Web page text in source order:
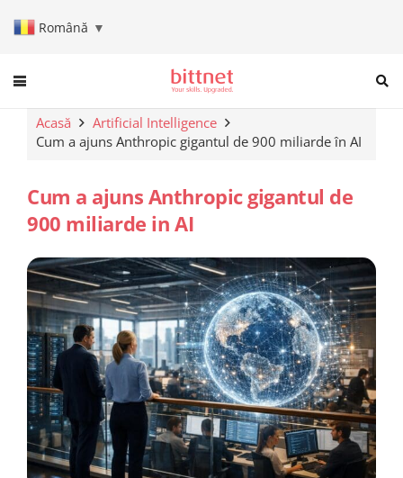
Română ▼
When autocomplete results
Acasă
Artificial Intelligence
Cum a ajuns Anthropic gigantul de 900 miliarde în AI
Cum a ajuns Anthropic gigantul de
900 miliarde in AI